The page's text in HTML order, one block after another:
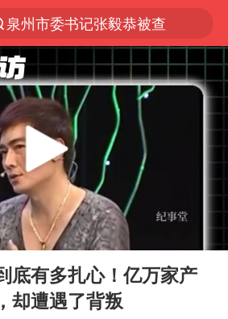
泉州市委书记张毅恭被查
“电影+”如何激发千亿级消费新活力？
全球首个长时储能一体化产业园量产
中巨芯：上半年归母净利润1405.77万元
秋天的第一杯奶茶到底有多火
底有多扎心！亿万家产
却遭遇了背叛